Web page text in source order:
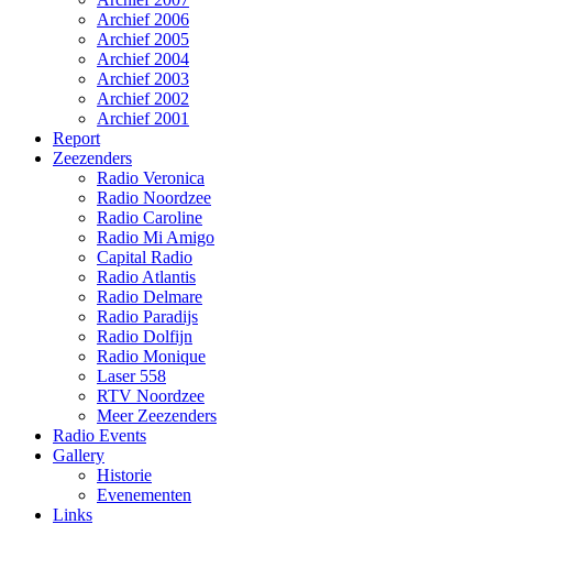
Archief 2006
Archief 2005
Archief 2004
Archief 2003
Archief 2002
Archief 2001
Report
Zeezenders
Radio Veronica
Radio Noordzee
Radio Caroline
Radio Mi Amigo
Capital Radio
Radio Atlantis
Radio Delmare
Radio Paradijs
Radio Dolfijn
Radio Monique
Laser 558
RTV Noordzee
Meer Zeezenders
Radio Events
Gallery
Historie
Evenementen
Links